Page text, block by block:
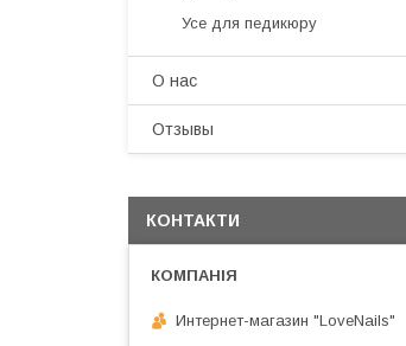
Усе для педикюру
О нас
Отзывы
КОНТАКТИ
Интернет-магазин "LoveNails"